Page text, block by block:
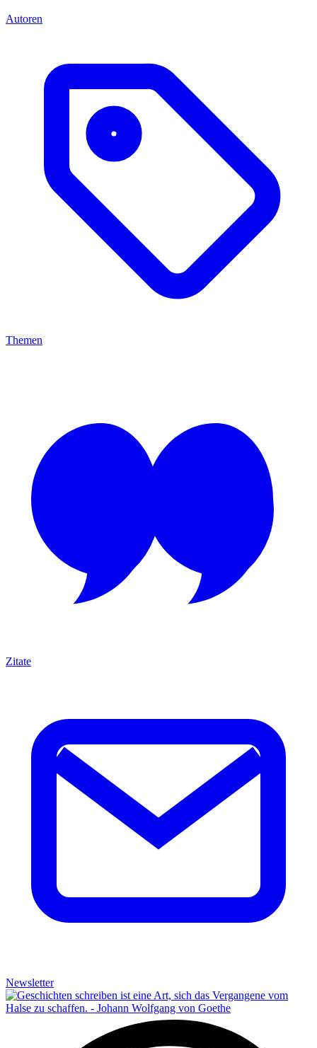
Autoren
Themen
Zitate
Newsletter